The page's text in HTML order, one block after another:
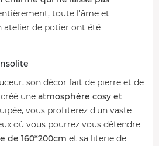
toute l'âme et
atelier de potier ont été
son décor fait de pierre et de
créé une atmosphère cosy et
vous profiterez d'un vaste
où vous pourrez vous détendre
de 160*200cm et sa literie de